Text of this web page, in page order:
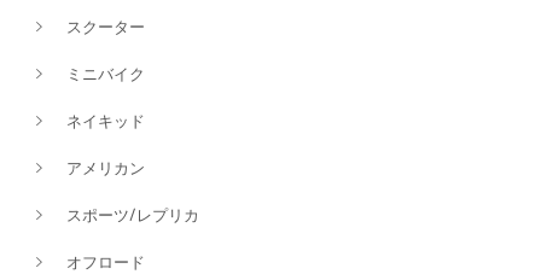
スクーター
ミニバイク
ネイキッド
アメリカン
スポーツ/レプリカ
オフロード
排気量
価格